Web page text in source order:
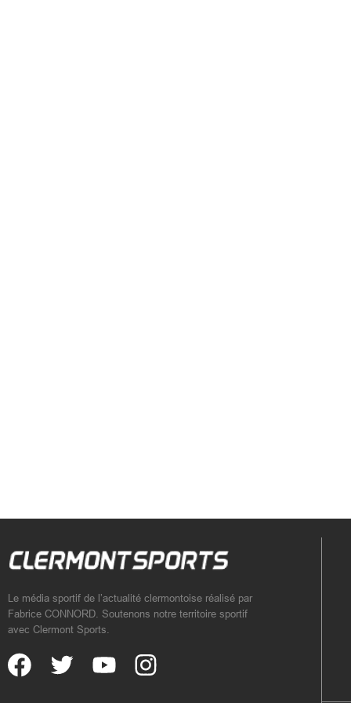
Le média sportif de l’actualité clermontoise réalisé par
Fabrice CONNORD. Soutenons notre territoire sportif
avec Clermont Sports.